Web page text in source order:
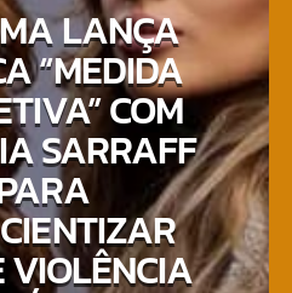
LANÇA
“MEDIDA
COM
SARRAFF
VIOLÊNCIA